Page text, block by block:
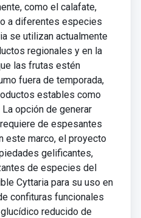
como el calafate,
a diferentes especies
se utilizan actualmente
regionales y en la
las frutas estén
fuera de temporada,
estables como
opción de generar
de espesantes
este marco, el proyecto
gelificantes,
de especies del
Cyttaria para su uso en
confituras funcionales
reducido de